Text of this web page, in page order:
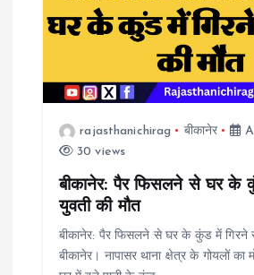
a
rajasthanichirag बीकानेर
30 views
बीकानेर: पैर फिसलने से घर के
युवती की मौत
बीकानेर: पैर फिसलने से घर के कुंड में गिरने
बीकानेर। नापासर थाना क्षेत्र के गोयलों का